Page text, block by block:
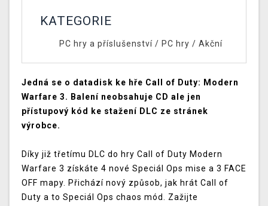
KATEGORIE
PC hry a příslušenství/ PC hry / Akční
Jedná se o datadisk ke hře Call of Duty: Modern
Warfare 3. Balení neobsahuje CD ale jen
přístupový kód ke stažení DLC ze stránek
výrobce.
Díky již třetímu DLC do hry Call of Duty Modern
Warfare 3 získáte 4 nové Speciál Ops mise a 3 FACE
OFF mapy. Přichází nový způsob, jak hrát Call of
Duty a to Speciál Ops chaos mód. Zažijte